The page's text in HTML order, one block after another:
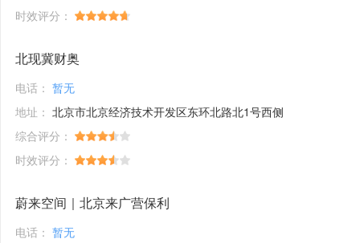
时效评分：
北现冀财奥
电话： 暂无
地址： 北京市北京经济技术开发区东环北路北1号西侧
综合评分：
时效评分：
蔚来空间｜北京来广营保利
电话： 暂无